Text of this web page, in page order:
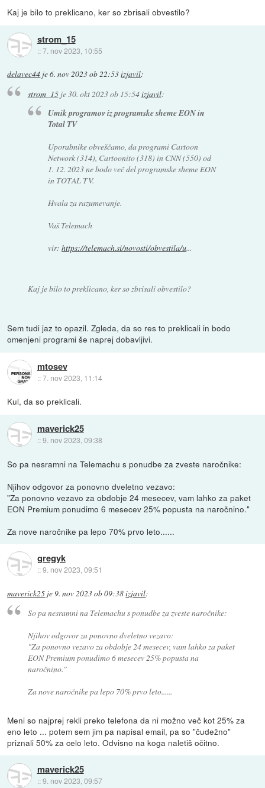
Kaj je bilo to preklicano, ker so zbrisali obvestilo?
strom_15
::7. nov 2023, 10:55
delavec44 je6. nov 2023 ob 22:53izjavil:
strom_15je30. okt 2023 ob 15:54izjavil:
Umik programov iz programske sheme EON in
Total TV
Uporabnike obveščamo, da programi Cartoon
Network (314), Cartoonito (318) in CNN (550) od
1. 12. 2023 ne bodo več del programske sheme EON
in TOTAL TV.
Hvala za razumevanje.
Vaš Telemach
vir:https://telemach.si/novosti/obvestila/u...
Kaj je bilo to preklicano, ker so zbrisali obvestilo?
Sem tudi jaz to opazil. Zgleda, da so res to preklicali in bodo
omenjeni programi še naprej dobavljivi.
mtosev
::7. nov 2023, 11:14
Kul, da so preklicali.
maverick25
::9. nov 2023, 09:38
So pa nesramni na Telemachu s ponudbe za zveste naročnike:
Njihov odgovor za ponovno dveletno vezavo:
"Za ponovno vezavo za obdobje 24 mesecev, vam lahko za paket
EON Premium ponudimo 6 mesecev 25% popusta na naročnino."
Za nove naročnike pa lepo 70% prvo leto......
gregyk
::9. nov 2023, 09:51
maverick25 je 9. nov 2023 ob 09:38izjavil:
So pa nesramni na Telemachu s ponudbe za zveste naročnike:
Njihov odgovor za ponovno dveletno vezavo:
"Za ponovno vezavo za obdobje 24 mesecev, vam lahko za paket
EON Premium ponudimo 6 mesecev 25% popusta na
naročnino."
Za nove naročnike pa lepo 70% prvo leto......
Meni so najprej rekli preko telefona da ni možno več kot 25% za
eno leto ... potem sem jim pa napisal email, pa so "čudežno"
priznali 50% za celo leto. Odvisno na koga naletiš očitno.
maverick25
::9. nov 2023, 09:57